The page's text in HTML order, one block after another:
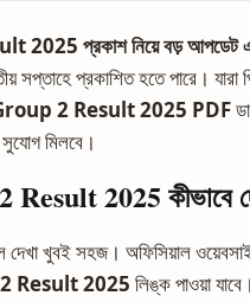
প্রকাশ নিয়ে বড় আপডেট
সপ্তাহে প্রকাশিত হতে পারে। যারা
2 Result 2025 PDF
সুযোগ মিলবে।
2025 কীভাবে
খুবই সহজ। অফিসিয়াল
Result 2025 লিঙ্ক পাওয়া